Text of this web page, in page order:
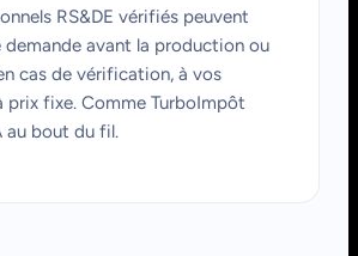
RS&DE vérifiés peuvent
demande avant la production ou
cas de vérification, à vos
prix fixe. Comme TurboImpôt
au bout du fil.